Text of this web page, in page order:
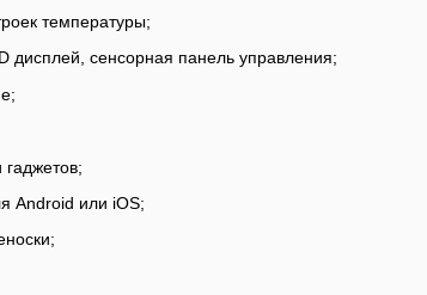
температуры;
дисплей, сенсорная панель управления;
Android или iOS;